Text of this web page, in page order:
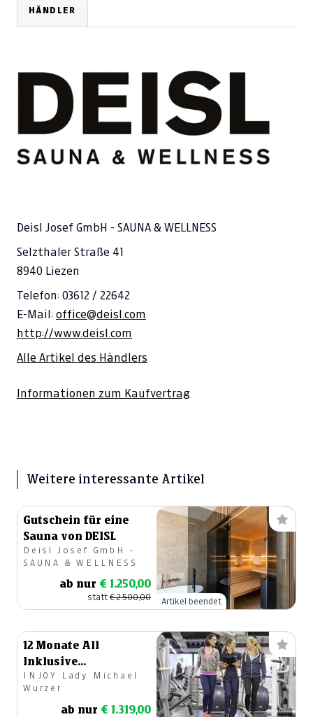
HÄNDLER
Deisl Josef GmbH - SAUNA & WELLNESS
Selzthaler Straße 41
8940 Liezen
Telefon: 03612 / 22642
E-Mail: office@deisl.com
http://www.deisl.com
Alle Artikel des Händlers
Informationen zum Kaufvertrag
Weitere interessante Artikel
Gutschein für eine
Sauna von DEISL
Deisl Josef GmbH -
SAUNA & WELLNESS
ab nur € 1.250,00
statt€ 2.500,00 Artikel beendet
12 Monate All
Inklusive
Mitgliedschaft
INJOY Lady Michael
Wurzer
ab nur € 1.319,00